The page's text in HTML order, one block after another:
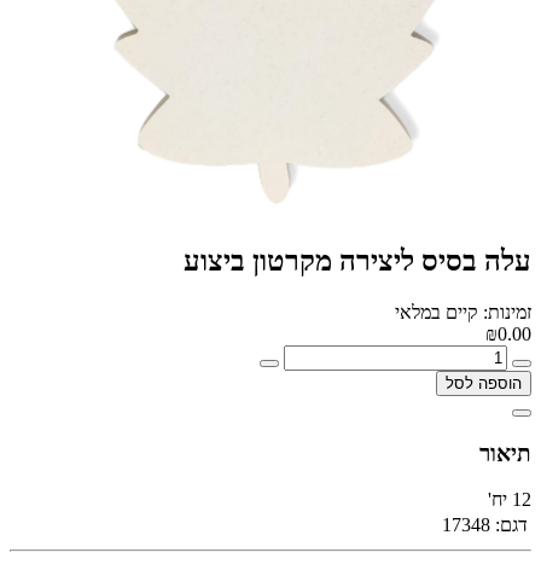
עלה בסיס ליצירה מקרטון ביצוע
זמינות: קיים במלאי
₪0.00
הוספה לסל
תיאור
12 יח'
דגם: 17348